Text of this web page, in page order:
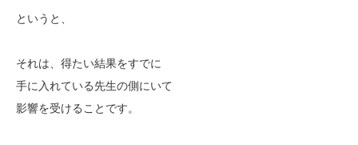
というと、
それは、得たい結果をすでに
手に入れている先生の側にいて
影響を受けることです。